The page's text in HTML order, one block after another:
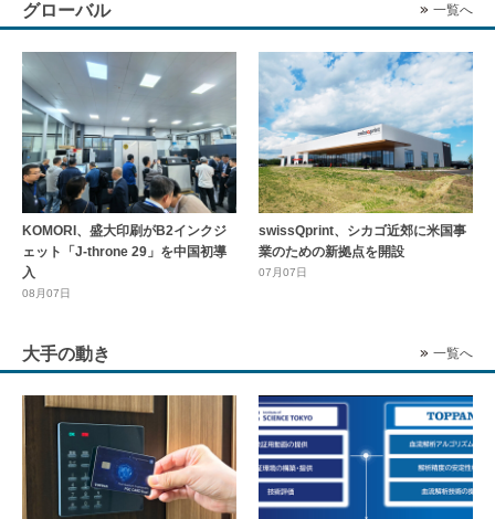
グローバル 一覧へ
KOMORI、盛大印刷がB2インクジ
ェット「J-throne 29」を中国初導
入
08月07日
swissQprint、シカゴ近郊に⽶国事
業のための新拠点を開設
07月07日
大手の動き 一覧へ